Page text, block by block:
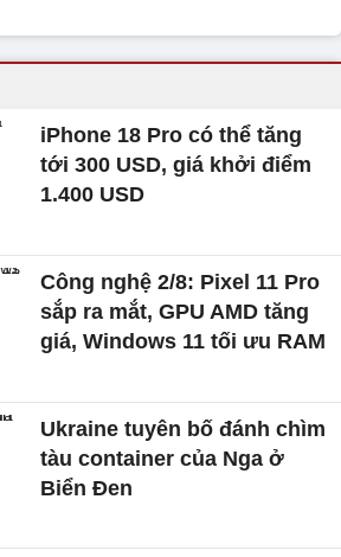
iPhone 18 Pro có thể tăng
tới 300 USD, giá khởi điểm
1.400 USD
Công nghệ 2/8: Pixel 11 Pro
sắp ra mắt, GPU AMD tăng
giá, Windows 11 tối ưu RAM
Ukraine tuyên bố đánh chìm
tàu container của Nga ở
Biển Đen